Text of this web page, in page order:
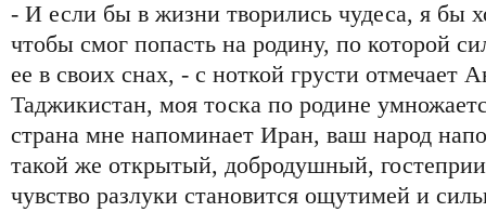
- И если бы в жизни творились чудеса, я бы
чтобы смог попасть на родину, по которой
ее в своих снах, - с ноткой грусти отмечает
Таджикистан, моя тоска по родине
страна мне напоминает Иран, ваш народ
такой же открытый, добродушный,
чувство разлуки становится ощутимей и